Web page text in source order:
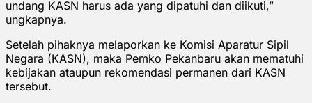
undang KASN harus ada yang dipatuhi dan diikuti,”
ungkapnya.
Setelah pihaknya melaporkan ke Komisi Aparatur Sipil
Negara (KASN), maka Pemko Pekanbaru akan mematuhi
kebijakan ataupun rekomendasi permanen dari KASN
tersebut.